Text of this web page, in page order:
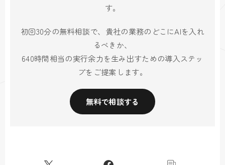
す。
初回30分の無料相談で、貴社の業務のどこにAIを入れ
るべきか、
640時間相当の実行余力を生み出すための導入ステッ
プをご提案します。
無料で相談する